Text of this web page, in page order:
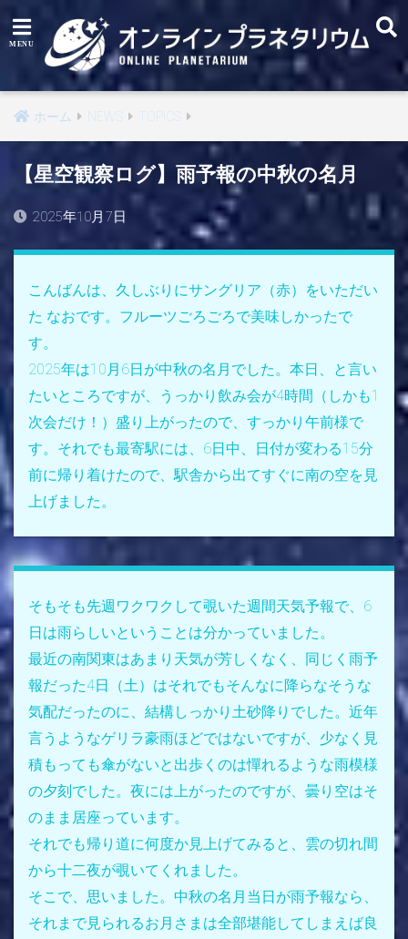
ホーム NEWS
【星空観察ログ】雨予報の中秋の名月
2025年10月7日
こんばんは、久しぶりにサングリア（赤）をいただい
た なおです。フルーツごろごろで美味しかったで
す。
2025年は10月6日が中秋の名月でした。本日、と言い
たいところですが、うっかり飲み会が4時間（しかも1
次会だけ！）盛り上がったので、すっかり午前様で
す。それでも最寄駅には、6日中、日付が変わる15分
前に帰り着けたので、駅舎から出てすぐに南の空を見
上げました。
そもそも先週ワクワクして覗いた週間天気予報で、6
日は雨らしいということは分かっていました。
最近の南関東はあまり天気が芳しくなく、同じく雨予
報だった4日（土）はそれでもそんなに降らなそうな
気配だったのに、結構しっかり土砂降りでした。近年
言うようなゲリラ豪雨ほどではないですが、少なく見
積もっても傘がないと出歩くのは憚れるような雨模様
の夕刻でした。夜には上がったのですが、曇り空はそ
のまま居座っています。
それでも帰り道に何度か見上げてみると、雲の切れ間
から十二夜が覗いてくれました。
そこで、思いました。中秋の名月当日が雨予報なら、
それまで見られるお月さまは全部堪能してしまえば良